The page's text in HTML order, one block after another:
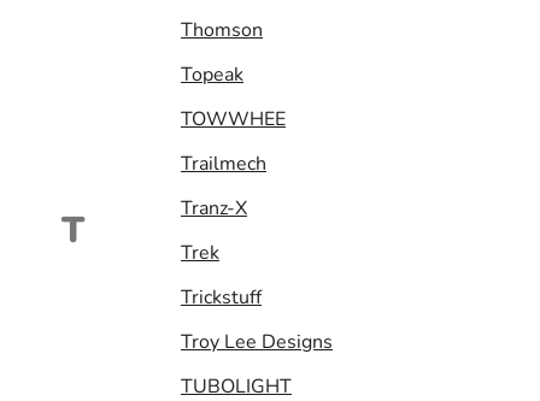
T
Thomson
Topeak
TOWWHEE
Trailmech
Tranz-X
Trek
Trickstuff
Troy Lee Designs
TUBOLIGHT